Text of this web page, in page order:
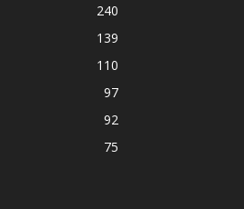
240
139
110
97
92
75